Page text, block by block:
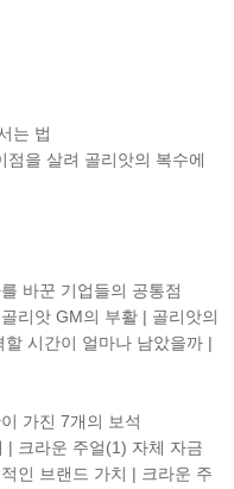
는 법
을 살려 골리앗의 복수에
바꾼 기업들의 공통점
리앗 GM의 부활 | 골리앗의
시간이 얼마나 남았을까 |
가진 7개의 보석
| 크라운 주얼(1) 자체 자금
인 브랜드 가치 | 크라운 주